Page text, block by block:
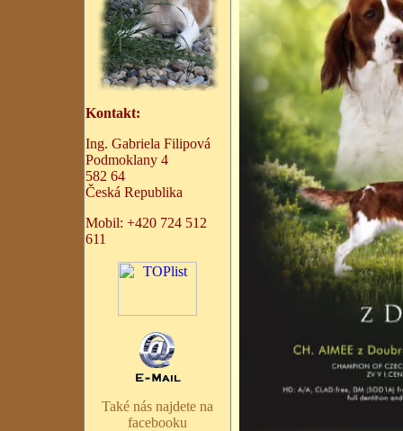
Kontakt:
Ing. Gabriela Filipová
Podmoklany 4
582 64
Česká Republika
Mobil: +420 724 512
611
Také nás najdete na
facebooku